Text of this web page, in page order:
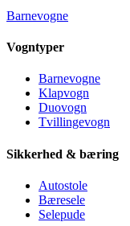
Barnevogne
Vogntyper
Barnevogne
Klapvogn
Duovogn
Tvillingevogn
Sikkerhed & bæring
Autostole
Bæresele
Selepude